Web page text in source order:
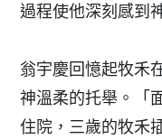
過程使他深刻感到
翁宇慶回憶起牧禾
神溫柔的托舉。「
住院，三歲的牧禾